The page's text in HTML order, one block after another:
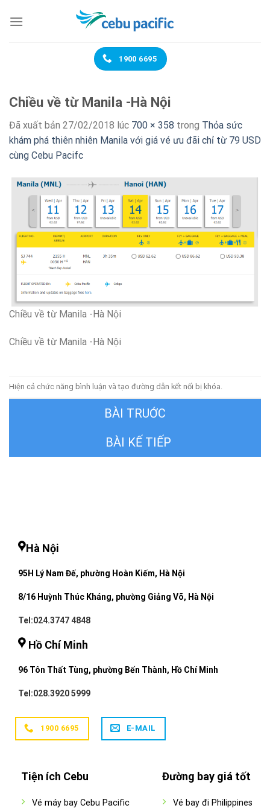
đến
1900 6695
Chiều về từ Manila -Hà Nội
Đã xuất bản 27/02/2018 lúc 700 × 358 trong Thỏa sức
khám phá thiên nhiên Manila với giá vé ưu đãi chỉ từ 79 USD
cùng Cebu Pacifc
Chiều về từ Manila -Hà Nội
Chiều về từ Manila -Hà Nội
Hiện cả chức năng bình luận và tạo đường dẫn kết nối bị khóa.
Hà Nội
95H Lý Nam Đế, phường Hoàn Kiếm, Hà Nội
8/16 Huỳnh Thúc Kháng, phường Giảng Võ, Hà Nội
Tel:024.3747 4848
Hồ Chí Minh
96 Tôn Thất Tùng, phường Bến Thành, Hồ Chí Minh
Tel:028.3920 5999
1900 6695 E-MAIL
Tiện ích Cebu
Vé máy bay Cebu Pacific
Đường bay giá tốt
Vé bay đi Philippines